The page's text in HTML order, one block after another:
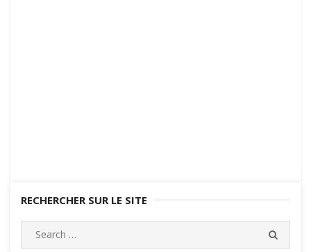
RECHERCHER SUR LE SITE
Search
for: